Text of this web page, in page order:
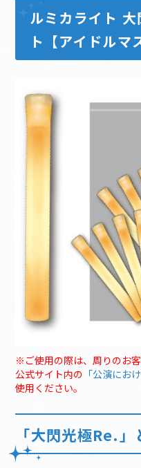
ルミカライト
ト【アイドルマ
※ご使用の際は、周りのお
公式サイト内の 「公演にお
使用ください。
「大閃光極Re.」